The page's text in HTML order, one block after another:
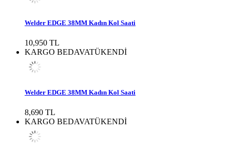
Welder EDGE 38MM Kadın Kol Saati
10,950 TL
KARGO BEDAVATÜKENDİ
Welder EDGE 38MM Kadın Kol Saati
8,690 TL
KARGO BEDAVATÜKENDİ